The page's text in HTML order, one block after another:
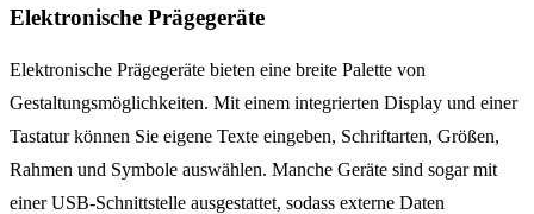
Elektronische Prägegeräte
Elektronische Prägegeräte bieten eine breite Palette von
Gestaltungsmöglichkeiten. Mit einem integrierten Display und einer
Tastatur können Sie eigene Texte eingeben, Schriftarten, Größen,
Rahmen und Symbole auswählen. Manche Geräte sind sogar mit
einer USB-Schnittstelle ausgestattet, sodass externe Daten